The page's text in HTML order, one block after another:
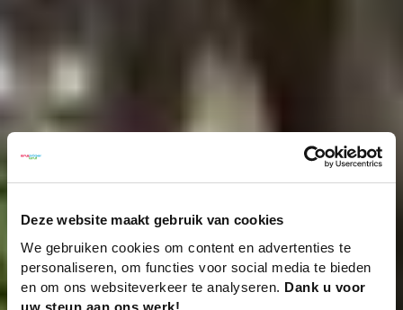
Deze website maakt gebruik van cookies
We gebruiken cookies om content en advertenties te
personaliseren, om functies voor social media te bieden
en om ons websiteverkeer te analyseren. Dank u voor
uw steun aan ons werk!